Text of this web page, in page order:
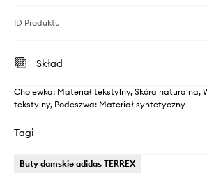
ID Produktu
Skład
Cholewka: Materiał tekstylny, Skóra naturalna,
tekstylny, Podeszwa: Materiał syntetyczny
Tagi
Buty damskie adidas TERREX